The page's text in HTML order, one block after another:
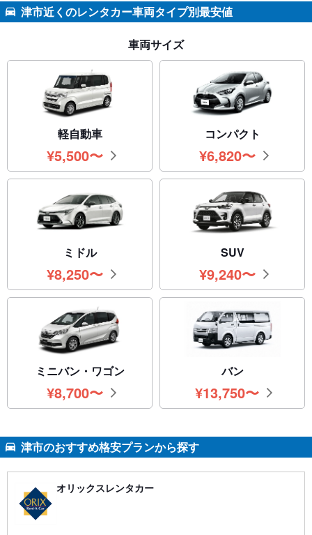
津市近くのレンタカー車両タイプ別最安値
車両サイズ
軽自動車
¥5,500円
〜
コンパクト
¥6,820円
〜
ミドル
¥8,250円
〜
SUV
¥9,240円
〜
ミニバン・ワゴン
¥8,700円
〜
バン
¥13,750
円〜
津市のおすすめ格安プランから探す
オリックスレンタカー